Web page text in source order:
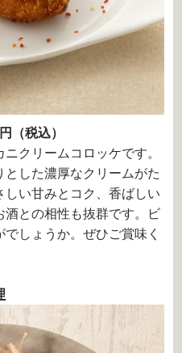
（税込）
クリームコロッケです。
した濃厚なクリームがた
しい甘みとコク、香ばしい
との相性も抜群です。ビ
しょうか。ぜひご賞味く